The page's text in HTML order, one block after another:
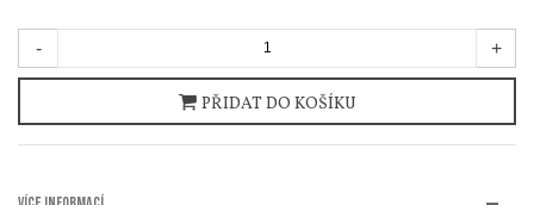
- +
PŘIDAT DO KOŠÍKU